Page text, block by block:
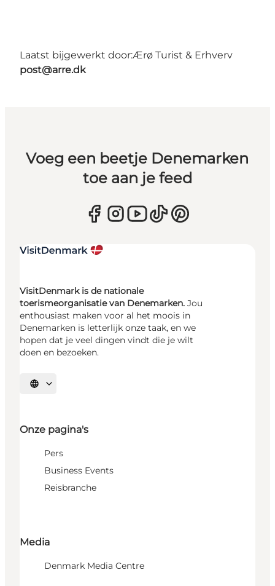
Laatst bijgewerkt door:Ærø Turist & Erhverv
post@arre.dk
Voeg een beetje Denemarken
toe aan je feed
VisitDenmark is de nationale
toerismeorganisatie van Denemarken. Jou
enthousiast maken voor al het moois in
Denemarken is letterlijk onze taak, en we
hopen dat je veel dingen vindt die je wilt
doen en bezoeken.
Selecteer taal
Onze pagina's
Pers
Business Events
Reisbranche
Media
Denmark Media Centre